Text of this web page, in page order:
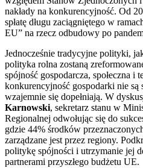
nakłady na konkurencyjność. Od
spłatę długu zaciągniętego w
EU” na rzecz odbudowy po
Jednocześnie tradycyjne polityki,
polityka rolna zostaną
spójność gospodarcza, społeczna i
konkurencyjność gospodarki nie są
wzajemnie się dopełniają. W
Karnowski, sekretarz stanu w
Regionalnej odwołując się do
gdzie 44% środków
zarządzane jest przez regiony.
politykę spójności i utrzymanie jej
partnerami przyszłego budżetu UE.